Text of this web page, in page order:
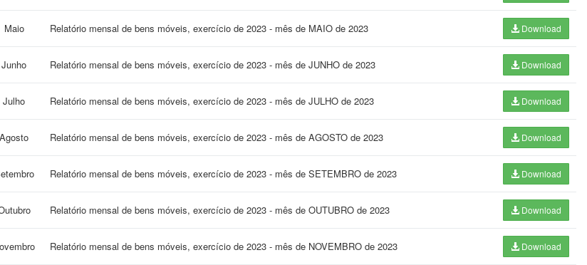
Maio Relatório mensal de bens móveis, exercício de 2023 - mês de MAIO de 2023 Download
Junho Relatório mensal de bens móveis, exercício de 2023 - mês de JUNHO de 2023 Download
Julho Relatório mensal de bens móveis, exercício de 2023 - mês de JULHO de 2023 Download
Agosto Relatório mensal de bens móveis, exercício de 2023 - mês de AGOSTO de 2023 Download
Relatório mensal de bens móveis, exercício de 2023 - mês de SETEMBRO de 2023 Download
Relatório mensal de bens móveis, exercício de 2023 - mês de OUTUBRO de 2023 Download
Relatório mensal de bens móveis, exercício de 2023 - mês de NOVEMBRO de 2023 Download